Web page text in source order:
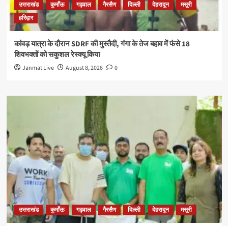
उत्तराखंड कुमाँऊ गढ़वाल गैरसैण दिल्ली देहरादून
मसूरी
हरिद्वार
कांवड़ यात्रा के दौरान SDRF की मुस्तैदी, गंगा के तेज बहाव में फंसे 18
शिवभक्तों को सकुशल रेस्क्यू किया
Janmat Live August 8, 2026 0
उत्तराखंड कुमाँऊ गढ़वाल गैरसैण दिल्ली देहरादून मसूरी